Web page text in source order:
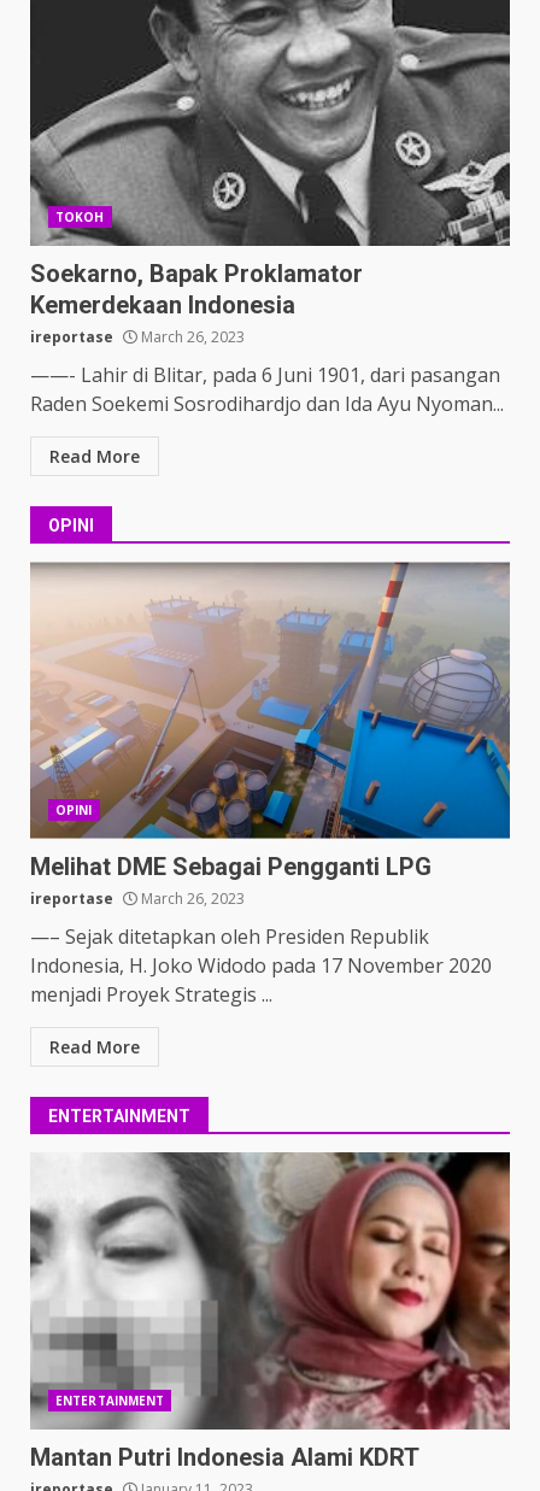
TOKOH
Soekarno, Bapak Proklamator
Kemerdekaan Indonesia
ireportase March 26, 2023
——- Lahir di Blitar, pada 6 Juni 1901, dari pasangan
Raden Soekemi Sosrodihardjo dan Ida Ayu Nyoman...
Read More
OPINI
OPINI
Melihat DME Sebagai Pengganti LPG
ireportase March 26, 2023
—– Sejak ditetapkan oleh Presiden Republik
Indonesia, H. Joko Widodo pada 17 November 2020
menjadi Proyek Strategis ...
Read More
ENTERTAINMENT
ENTERTAINMENT
Mantan Putri Indonesia Alami KDRT